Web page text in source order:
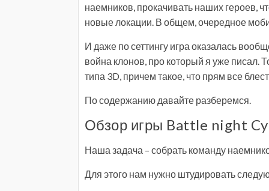
наемников, прокачивать наших героев,
новые локации. В общем, очередное
И даже по сеттингу игра оказалась
война клонов, про который я уже писал.
типа 3D, причем такое, что прям все
По содержанию давайте разберемся.
Обзор игры Battle night
Наша задача – собрать команду
Для этого нам нужно штудировать